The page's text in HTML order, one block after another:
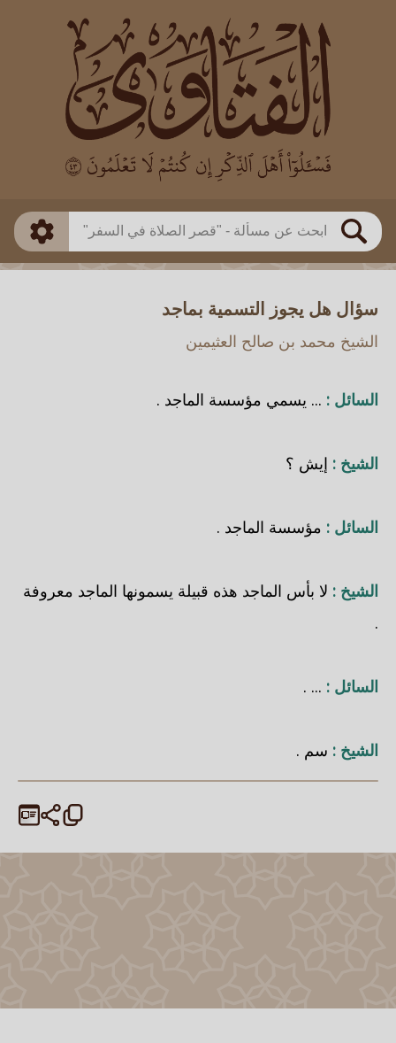
بحث
العالم
بن باز
بن العثيمين
اللجنة الدائمة
طريقة البحث
ذكي
سؤال هل يجوز التسمية بماجد
الشيخ محمد بن صالح العثيمين
السائل : ... يسمي مؤسسة الماجد .
الشيخ : إيش ؟
السائل : مؤسسة الماجد .
الشيخ : لا بأس الماجد هذه قبيلة يسمونها الماجد معروفة
.
السائل : ... .
الشيخ : سم .